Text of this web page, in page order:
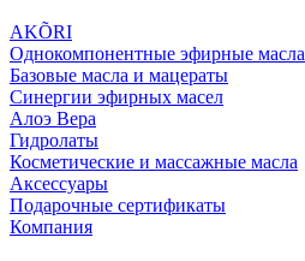
AKÕRI
Однокомпонентные эфирные масла
Базовые масла и мацераты
Синергии эфирных масел
Алоэ Вера
Гидролаты
Косметические и массажные масла
Аксессуары
Подарочные сертификаты
Компания